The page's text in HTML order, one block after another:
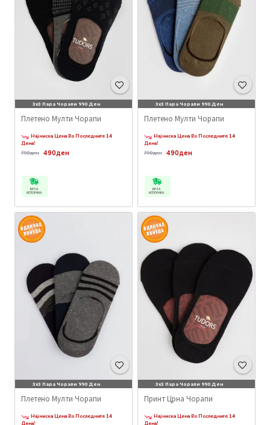
3x3 Пара Чорапи 990 Ден
Плетено Мулти Чорапи
Најниска Цена Во Последните 14
Дена!
490ден
790ден
БРЗА
ИСПОРАКА
3x3 Пара Чорапи 990 Ден
Плетено Мулти Чорапи
Најниска Цена Во Последните 14
Дена!
490ден
790ден
БРЗА
ИСПОРАКА
3x3 Пара Чорапи 990 Ден
Плетено Мулти Чорапи
Најниска Цена Во Последните 14
Дена!
3x3 Пара Чорапи 990 Ден
Принт Црна Чорапи
Најниска Цена Во Последните 14
Дена!